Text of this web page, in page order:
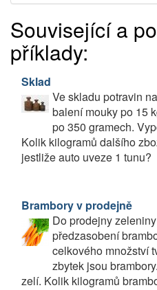
Související a
příklady:
Sklad
Ve skladu potravin
balení mouky po 15
po 350 gramech.
Kolik kilogramů dalšího
jestliže auto uveze 1 tunu?
Brambory v prodejně
Do prodejny
předzasobení
celkového množství
zbytek jsou
zelí. Kolik kilogramů